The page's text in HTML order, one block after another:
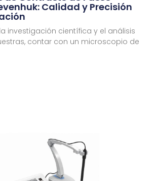
Calidad y Precisión
investigación científica y el análisis
contar con un microscopio de